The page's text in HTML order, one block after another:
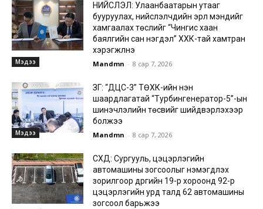
Мэдээ
НИЙСЛЭЛ: Улаанбаатарын утааг
бууруулах, нийслэлчүүдийн эрүүл мэндийг
хамгаалах төслийг “Чингис хаан
баялгийн сан нэгдэл” ХХК-тай хамтран
хэрэгжүүлнэ
Mandmn - 8 сар 7, 2026
Мэдээ
ЗГ: “ДЦС-3” ТӨХК-ийн нэн
шаардлагатай “Турбингенератор-5”-ын
шинэчлэлийн төсвийг шийдвэрлэхээр
болжээ
Mandmn - 8 сар 7, 2026
СХД: Сургууль, цэцэрлэгийн
автомашины зогсоолыг нэмэгдүүлэх
зорилгоор дүүргийн 19-р хороонд 92-р
цэцэрлэгийн урд талд 62 автомашины
зогсоол барьжээ